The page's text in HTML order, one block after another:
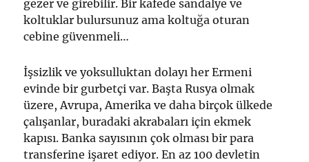
gezer ve girebilir. Bir kafede sandalye ve
koltuklar bulursunuz ama koltuğa oturan
cebine güvenmeli…
İşsizlik ve yoksulluktan dolayı her Ermeni
evinde bir gurbetçi var. Başta Rusya olmak
üzere, Avrupa, Amerika ve daha birçok ülkede
çalışanlar, buradaki akrabaları için ekmek
kapısı. Banka sayısının çok olması bir para
transferine işaret ediyor. En az 100 devletin